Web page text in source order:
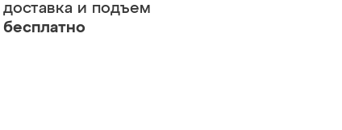
доставка и подъем
бесплатно